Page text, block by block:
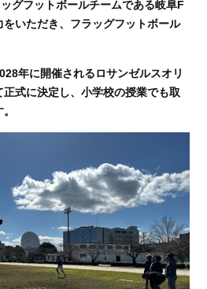
グフットボールチームである岐阜F
いただき、フラッグフットボール
年に開催されるロサンゼルスオリ
式に決定し、小学校の授業でも取